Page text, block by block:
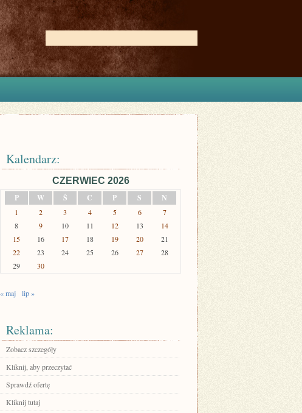
Kalendarz:
CZERWIEC 2026
P
W Ś C P S N
1 2 3 4 5 6
7
8
9 10 11 12 13
14
15
16 17 18 19 20
21
22
23 24 25 26 27
28
29
30
« maj lip »
Reklama:
Zobacz szczegóły
Kliknij, aby przeczytać
Sprawdź ofertę
Kliknij tutaj